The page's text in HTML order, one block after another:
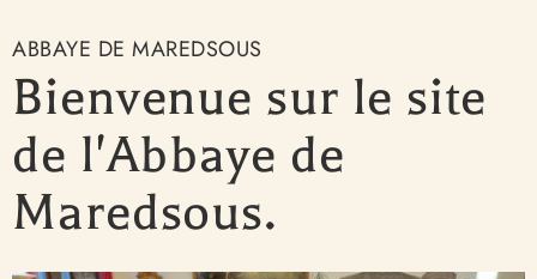
ABBAYE DE MAREDSOUS
Bienvenue sur le site
de l'Abbaye de
Maredsous.